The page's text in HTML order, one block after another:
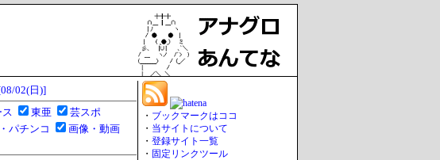
02(日)]
ス 東亜
芸スポ
パチンコ
画像・動画
・ ブックマークはココ
・ 当サイトについて
・ 登録サイト一覧
・ 固定リンクツール